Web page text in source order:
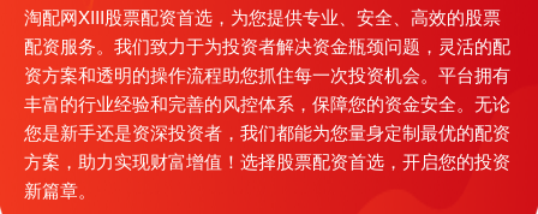
淘配网XIII股票配资首选，为您提供专业、安全、高效的股票
配资服务。我们致力于为投资者解决资金瓶颈问题，灵活的配
资方案和透明的操作流程助您抓住每一次投资机会。平台拥有
丰富的行业经验和完善的风控体系，保障您的资金安全。无论
您是新手还是资深投资者，我们都能为您量身定制最优的配资
方案，助力实现财富增值！选择股票配资首选，开启您的投资
新篇章。